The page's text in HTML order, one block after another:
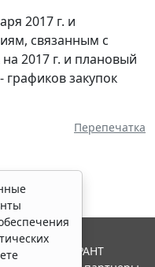
2017 г. и
связанным с
2017 г. и плановый
графиков закупок
Перепечатка
Система ГАРАНТ